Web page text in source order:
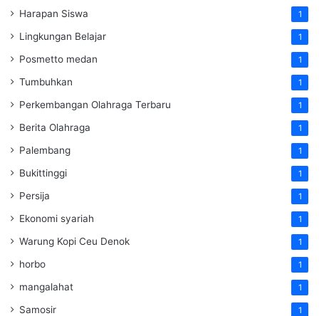
Harapan Siswa 1
Lingkungan Belajar 1
Posmetto medan 1
Tumbuhkan 1
Perkembangan Olahraga Terbaru 1
Berita Olahraga 1
Palembang 1
Bukittinggi 1
Persija 1
Ekonomi syariah 1
Warung Kopi Ceu Denok 1
horbo 1
mangalahat 1
Samosir 1